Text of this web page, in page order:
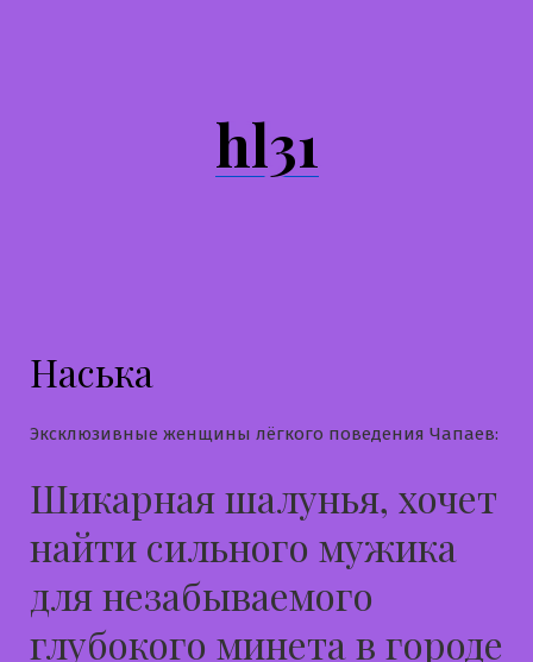
hl31
Наська
Эксклюзивные женщины лёгкого поведения Чапаев:
Шикарная шалунья, хочет
найти сильного мужика
для незабываемого
глубокого минета в городе